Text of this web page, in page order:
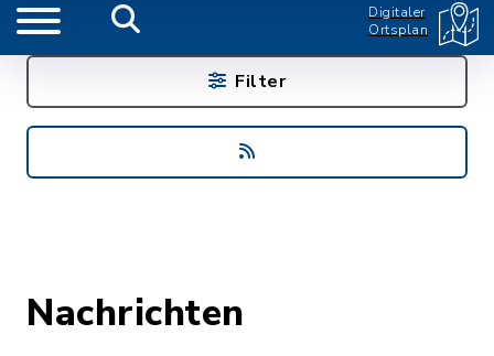
Digitaler
Ortsplan
Nachrichten
Filter